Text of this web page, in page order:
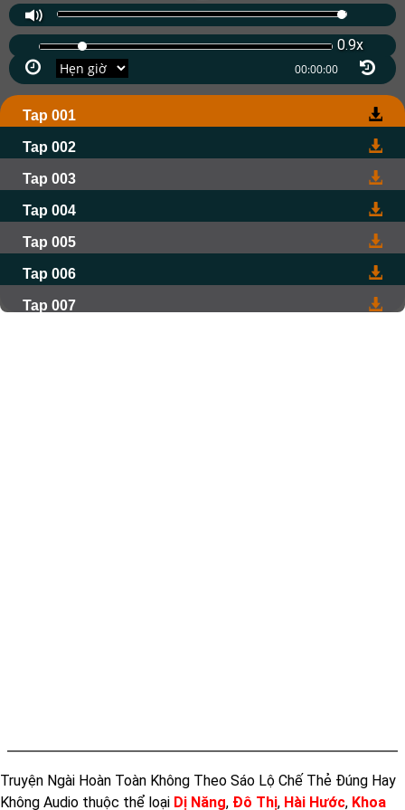
0.9x
Tap 001
Tap 002
Tap 003
Tap 004
Tap 005
Tap 006
Tap 007
Truyện Ngài Hoàn Toàn Không Theo Sáo Lộ Chế Thẻ Đúng Hay
Không Audio thuộc thể loại Dị Năng, Đô Thị, Hài Hước, Khoa